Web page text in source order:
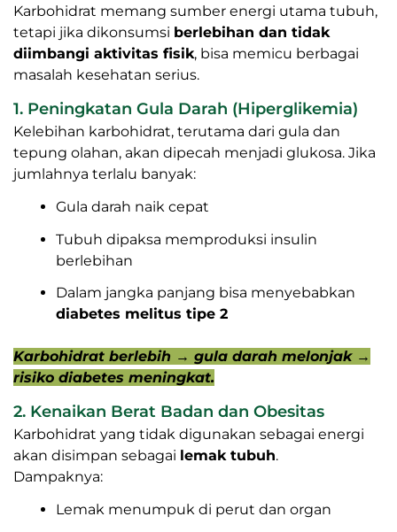
Karbohidrat memang sumber energi utama tubuh,
tetapi jika dikonsumsi berlebihan dan tidak
diimbangi aktivitas fisik, bisa memicu berbagai
masalah kesehatan serius.
1. Peningkatan Gula Darah (Hiperglikemia)
Kelebihan karbohidrat, terutama dari gula dan
tepung olahan, akan dipecah menjadi glukosa. Jika
jumlahnya terlalu banyak:
Gula darah naik cepat
Tubuh dipaksa memproduksi insulin
berlebihan
Dalam jangka panjang bisa menyebabkan
diabetes melitus tipe 2
Karbohidrat berlebih → gula darah melonjak →
risiko diabetes meningkat.
2. Kenaikan Berat Badan dan Obesitas
Karbohidrat yang tidak digunakan sebagai energi
akan disimpan sebagai lemak tubuh.
Dampaknya:
Lemak menumpuk di perut dan organ